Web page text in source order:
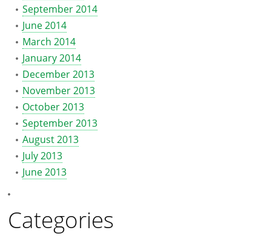
September 2014
June 2014
March 2014
January 2014
December 2013
November 2013
October 2013
September 2013
August 2013
July 2013
June 2013
Categories